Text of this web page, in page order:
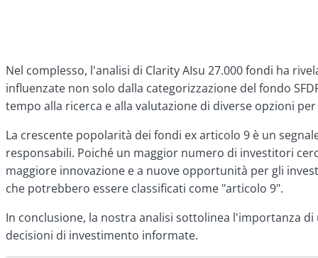
Nel complesso, l'analisi di Clarity AIsu 27.000 fondi ha
influenzate non solo dalla categorizzazione del fondo
tempo alla ricerca e alla valutazione di diverse opzioni
La crescente popolarità dei fondi ex articolo 9 è un
responsabili. Poiché un maggior numero di investitori
maggiore innovazione e a nuove opportunità per gli
che potrebbero essere classificati come "articolo 9".
In conclusione, la nostra analisi sottolinea l'importanza
decisioni di investimento informate.